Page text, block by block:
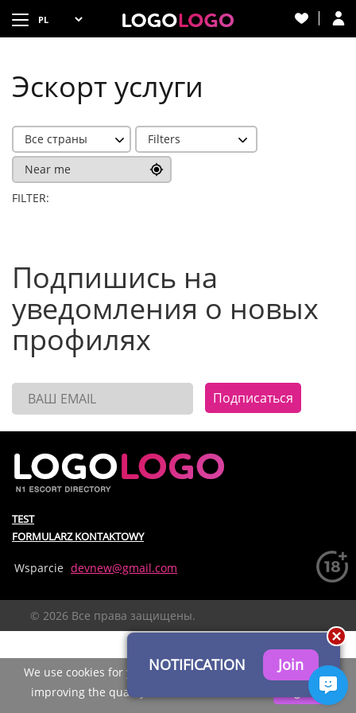
We use cookies for your convenience of using the site and
improving the quality of recommendations.
I agree
Эскорт услуги
Все страны
Filters
Near me
FILTER:
Подпишись на
уведомления о новых
профилях
Подписаться
TEST
FORMULARZ KONTAKTOWY
Wsparcie devnew@gmail.com
© 2026 Все права защищены.
NOTIFICATION